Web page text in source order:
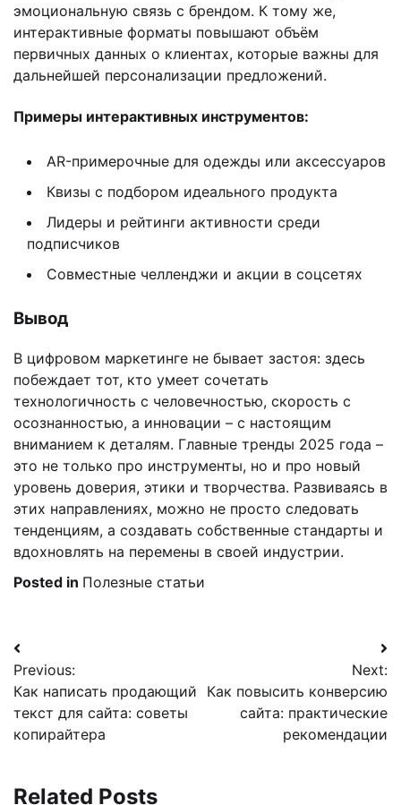
эмоциональную связь с брендом. К тому же,
интерактивные форматы повышают объём
первичных данных о клиентах, которые важны для
дальнейшей персонализации предложений.
Примеры интерактивных инструментов:
AR-примерочные для одежды или аксессуаров
Квизы с подбором идеального продукта
Лидеры и рейтинги активности среди
подписчиков
Совместные челленджи и акции в соцсетях
Вывод
В цифровом маркетинге не бывает застоя: здесь
побеждает тот, кто умеет сочетать
технологичность с человечностью, скорость с
осознанностью, а инновации – с настоящим
вниманием к деталям. Главные тренды 2025 года –
это не только про инструменты, но и про новый
уровень доверия, этики и творчества. Развиваясь в
этих направлениях, можно не просто следовать
тенденциям, а создавать собственные стандарты и
вдохновлять на перемены в своей индустрии.
Posted in Полезные статьи
Навигация
по
записям
Previous:
Как написать продающий
текст для сайта: советы
копирайтера
Next:
Как повысить конверсию
сайта: практические
рекомендации
Related Posts